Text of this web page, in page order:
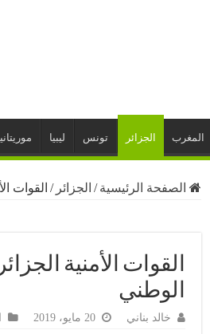
المغرب الجزائر تونس ليبيا
الصفحة الرئيسية / الجزائر / القوات
القوات الأمنية
الوطني
خالد بناني 20 مايو، 2019